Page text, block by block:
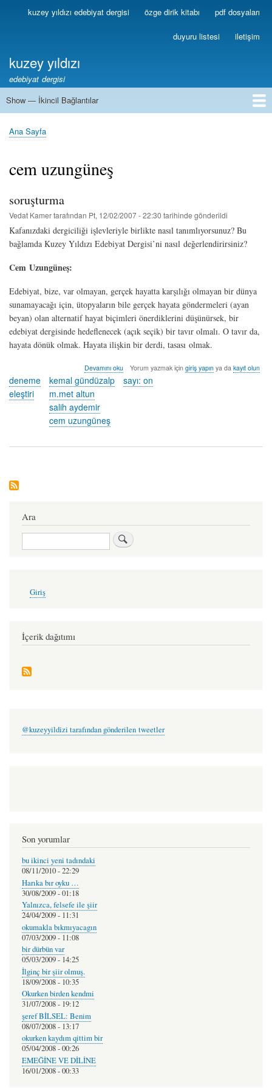
Ana
içeriğe
Birincilkuzey yıldızı edebiyat dergisi özge dirik kitabı pdf dosyaları
duyuru listesi iletişim
kuzey yıldızı
edebiyat dergisi
İkincil
Show — İkincil Bağlantılar
1
2
3
4
5
6
7
8
9
10
11
12
13
Sayfa
Ana Sayfa
cem uzungüneş
soruşturma
Vedat Kamertarafından Pt, 12/02/2007 - 22:30 tarihinde gönderildi
Kafanızdaki dergiciliği işlevleriyle birlikte nasıl tanımlıyorsunuz? Bu
bağlamda Kuzey Yıldızı Edebiyat Dergisi’ni nasıl değerlendirirsiniz?
Cem Uzungüneş:
Edebiyat, bize, var olmayan, gerçek hayatta karşılığı olmayan bir dünya
sunamayacağı için, ütopyaların bile gerçek hayata göndermeleri (ayan
beyan) olan alternatif hayat biçimleri önerdiklerini düşünürsek, bir
edebiyat dergisinde hedeflenecek (açık seçik) bir tavır olmalı. O tavır da,
hayata dönük olmak. Hayata ilişkin bir derdi, tasası olmak.
soruşturma
hakkında
Devamını oku Yorum yazmak için giriş yapınya da kayıt olun
deneme
eleştiri
kemal gündüzalp
m.met altun
salih aydemir
cem uzungüneş
sayı: on
Ara
Ara
account
Giriş
İçerik dağıtımı
@kuzeyyildizi tarafından gönderilen tweetler
Son yorumlar
bu ikinci yeni tadındaki
08/11/2010 - 22:29
Harıka bır oyku …
30/08/2009 - 01:18
Yalnızca, felsefe ile şiir
24/04/2009 - 11:31
okumakla bıkmıyacagın
07/03/2009 - 11:08
bir dürbün var
05/03/2009 - 14:25
İlginç bir şiir olmuş.
18/09/2008 - 10:35
Okurken birden kendmi
31/07/2008 - 19:12
şeref BİLSEL: Benim
08/07/2008 - 13:17
okurken kaydım qittim bir
05/04/2008 - 00:26
EMEĞİNE VE DİLİNE
16/01/2008 - 00:33